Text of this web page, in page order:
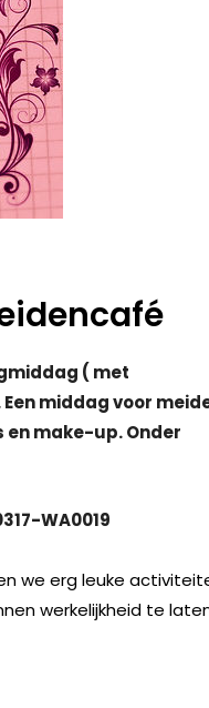
( met
middag voor
make-up. Onder
we erg leuke
werkelijkheid te